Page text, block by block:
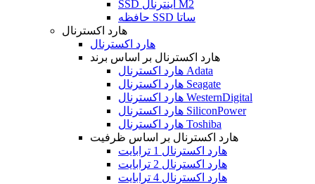
SSD اینترنال M2
حافظه SSD ساتا
هارد اکسترنال
هارد اکسترنال
هارد اکسترنال بر اساس برند
هارد اکسترنال Adata
هارد اکسترنال Seagate
هارد اکسترنال WesternDigital
هارد اکسترنال SiliconPower
هارد اکسترنال Toshiba
هارد اکسترنال بر اساس ظرفیت
هارد اکسترنال 1 ترابایت
هارد اکسترنال 2 ترابایت
هارد اکسترنال 4 ترابایت